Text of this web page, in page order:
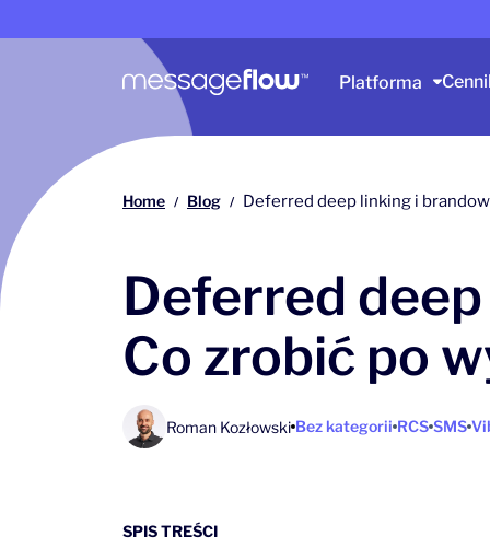
Główna nawigacja Platforma
Home / Blog / Deferred deep linking i
Deferred
Co zrobić po
Roman Kozłowski Bez kategorii RCS SMS
SPIS TREŚCI